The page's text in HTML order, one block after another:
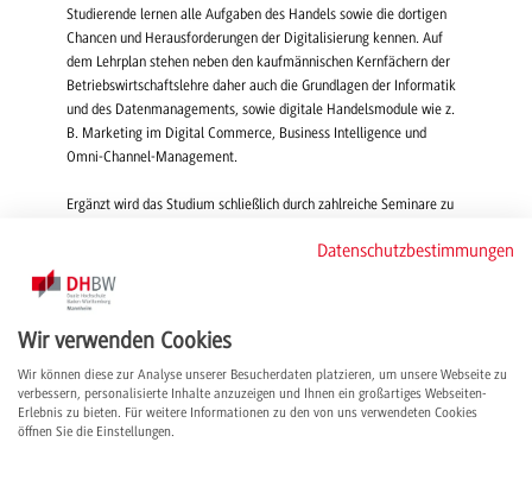
Studierende lernen alle Aufgaben des Handels sowie die dortigen
Chancen und Herausforderungen der Digitalisierung kennen. Auf
dem Lehrplan stehen neben den kaufmännischen Kernfächern der
Betriebswirtschaftslehre daher auch die Grundlagen der Informatik
und des Datenmanagements, sowie digitale Handelsmodule wie z.
B. Marketing im Digital Commerce, Business Intelligence und
Omni-Channel-Management.
Ergänzt wird das Studium schließlich durch zahlreiche Seminare zu
Handel ist geprägt von der Zusammenarbeit mit anderen Menschen:
Kunden, Lieferanten, IT-Dienstleistern und Mitarbeiter*innen. Die
Studienrichtung möchte die Studierenden zu Persönlichkeiten
verantwortungsvoll handeln und Verantwortung übernehmen.
Transfer in die Praxis
Wie bei allen dualen Studienrichtungen an der DHBW Mannheim
Datenschutzbestimmungen
Wir verwenden Cookies
Wir können diese zur Analyse unserer Besucherdaten platzieren, um unsere Webseite zu
verbessern, personalisierte Inhalte anzuzeigen und Ihnen ein großartiges Webseiten-
Erlebnis zu bieten. Für weitere Informationen zu den von uns verwendeten Cookies
öffnen Sie die Einstellungen.